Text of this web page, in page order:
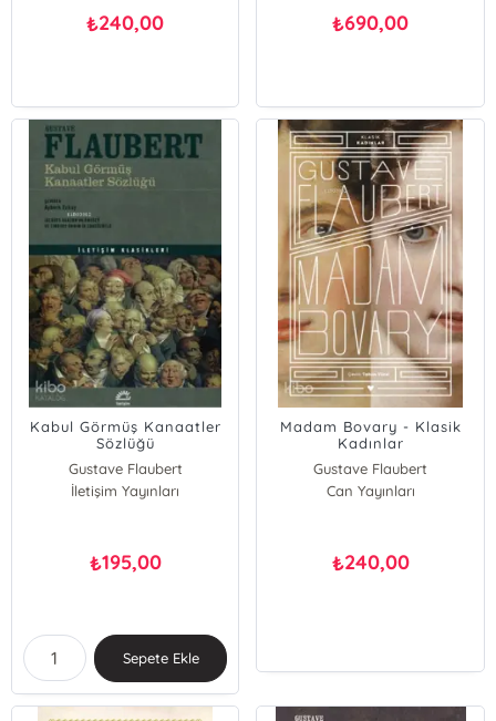
₺240,00 ₺690,00
Kabul Görmüş Kanaatler
Sözlüğü
Gustave Flaubert
İletişim Yayınları
₺195,00
Sepete Ekle
Madam Bovary - Klasik
Kadınlar
Gustave Flaubert
Can Yayınları
₺240,00